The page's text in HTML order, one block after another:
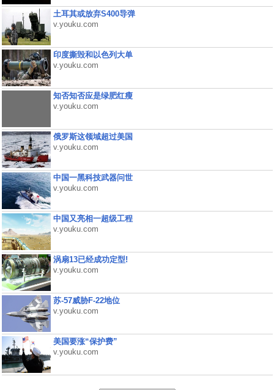
土耳其或放弃S400导弹
v.youku.com
印度撕毁和以色列大单
v.youku.com
知否知否应是绿肥红瘦
v.youku.com
俄罗斯这领域超过美国
v.youku.com
中国一黑科技武器问世
v.youku.com
中国又亮相一超级工程
v.youku.com
涡扇13已经成功定型!
v.youku.com
苏-57威胁F-22地位
v.youku.com
美国要涨“保护费”
v.youku.com